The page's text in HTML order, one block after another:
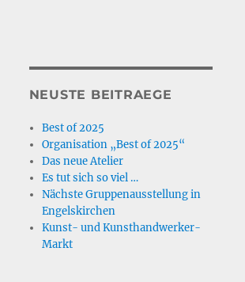
NEUSTE BEITRAEGE
Best of 2025
Organisation „Best of 2025“
Das neue Atelier
Es tut sich so viel …
Nächste Gruppenausstellung in
Engelskirchen
Kunst- und Kunsthandwerker-
Markt